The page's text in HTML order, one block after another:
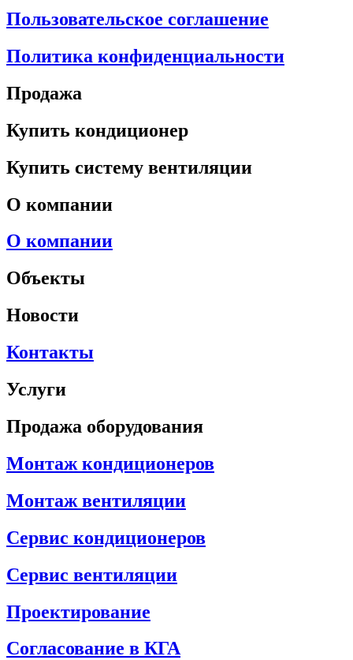
Пользовательское соглашение
Политика конфиденциальности
Продажа
Купить кондиционер
Купить систему вентиляции
О компании
О компании
Объекты
Новости
Контакты
Услуги
Продажа оборудования
Монтаж кондиционеров
Монтаж вентиляции
Сервис кондиционеров
Сервис вентиляции
Проектирование
Согласование в КГА